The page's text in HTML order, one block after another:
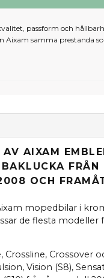
passform och
Aixam samma prestanda
AV AIXAM
FRÅN
OCH
mopedbilar i
de flesta modeller
Crossline, Crossover
Vision (S8),